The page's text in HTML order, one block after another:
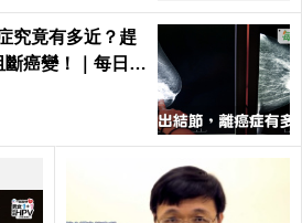
究竟有多近？趕
癌變！｜每日健